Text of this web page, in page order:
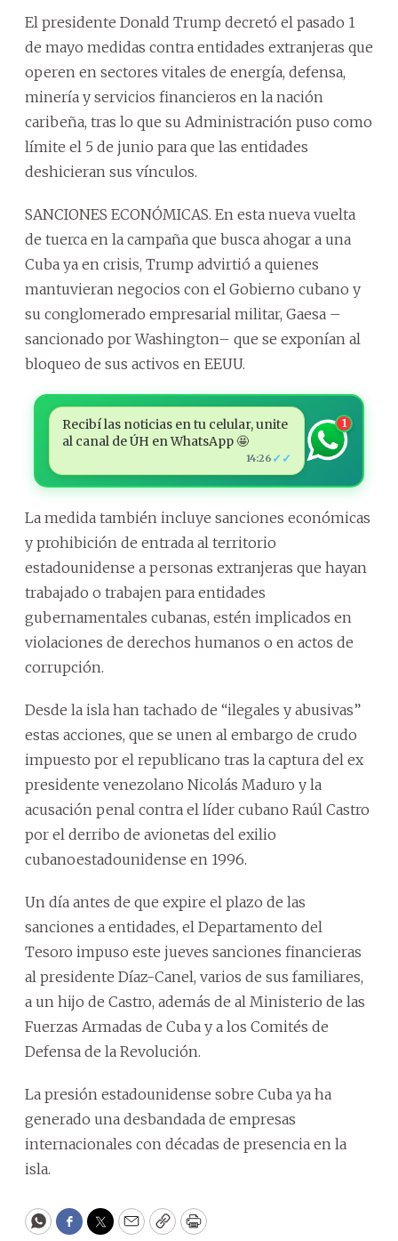
El presidente Donald Trump decretó el pasado 1
de mayo medidas contra entidades extranjeras que
operen en sectores vitales de energía, defensa,
minería y servicios financieros en la nación
caribeña, tras lo que su Administración puso como
límite el 5 de junio para que las entidades
deshicieran sus vínculos.
SANCIONES ECONÓMICAS. En esta nueva vuelta
de tuerca en la campaña que busca ahogar a una
Cuba ya en crisis, Trump advirtió a quienes
mantuvieran negocios con el Gobierno cubano y
su conglomerado empresarial militar, Gaesa –
sancionado por Washington– que se exponían al
bloqueo de sus activos en EEUU.
Recibí las noticias en tu celular, unite
al canal de ÚH en WhatsApp 🤩
14:26 ✓✓
1
La medida también incluye sanciones económicas
y prohibición de entrada al territorio
estadounidense a personas extranjeras que hayan
trabajado o trabajen para entidades
gubernamentales cubanas, estén implicados en
violaciones de derechos humanos o en actos de
corrupción.
Desde la isla han tachado de “ilegales y abusivas”
estas acciones, que se unen al embargo de crudo
impuesto por el republicano tras la captura del ex
presidente venezolano Nicolás Maduro y la
acusación penal contra el líder cubano Raúl Castro
por el derribo de avionetas del exilio
cubanoestadounidense en 1996.
Un día antes de que expire el plazo de las
sanciones a entidades, el Departamento del
Tesoro impuso este jueves sanciones financieras
al presidente Díaz-Canel, varios de sus familiares,
a un hijo de Castro, además de al Ministerio de las
Fuerzas Armadas de Cuba y a los Comités de
Defensa de la Revolución.
La presión estadounidense sobre Cuba ya ha
generado una desbandada de empresas
internacionales con décadas de presencia en la
isla.
WhatsApp
Facebook
Twitter
EmailCopyPrint